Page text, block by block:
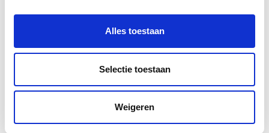
Alles toestaan
Selectie toestaan
Weigeren